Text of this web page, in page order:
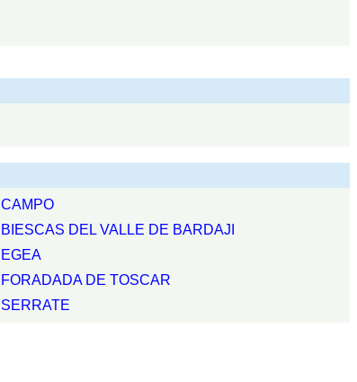
CAMPO
BIESCAS DEL VALLE DE BARDAJI
EGEA
FORADADA DE TOSCAR
SERRATE